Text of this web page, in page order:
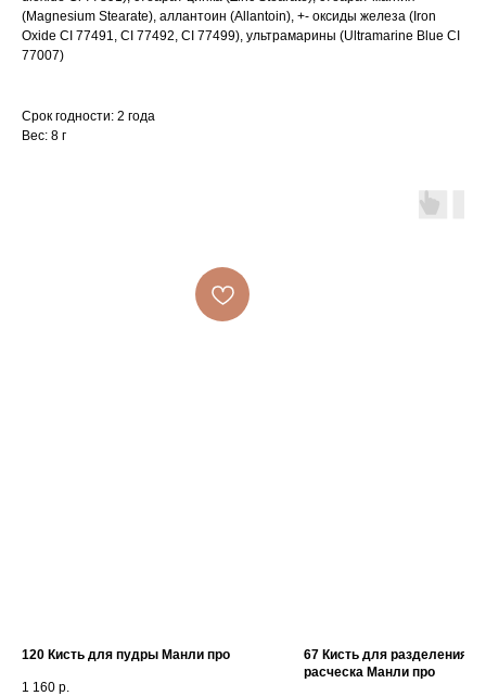
(Magnesium Stearate), аллантоин (Allantoin), +- оксиды железа (Iron
Oxide CI 77491, CI 77492, CI 77499), ультрамарины (Ultramarine Blue CI
77007)
Срок годности: 2 года
Вес: 8 г
120 Кисть для пудры Манли про
1 160 р.
67 Кисть для разделения
расческа Манли про